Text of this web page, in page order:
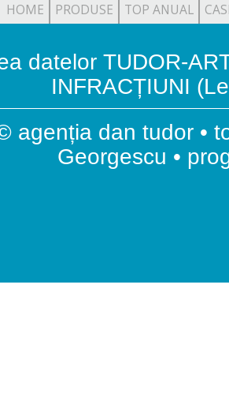
HOME PRODUSE TOP ANUAL
datelor TUDOR-
INFRACȚIUNI
agenția dan tudor •
Georgescu •